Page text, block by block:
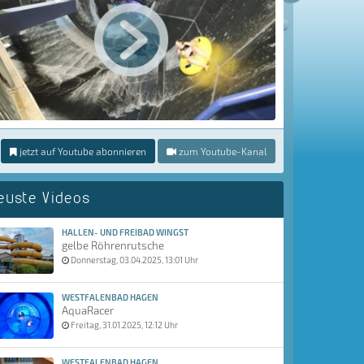
jetzt auf Youtube abonnieren zum Youtube-Kanal
Videos
HALLEN- UND FREIBAD WINGST
gelbe Röhrenrutsche
Donnerstag, 03.04.2025, 13:01 Uhr
WESTFALENBAD HAGEN
AquaRacer
Freitag, 31.01.2025, 12:12 Uhr